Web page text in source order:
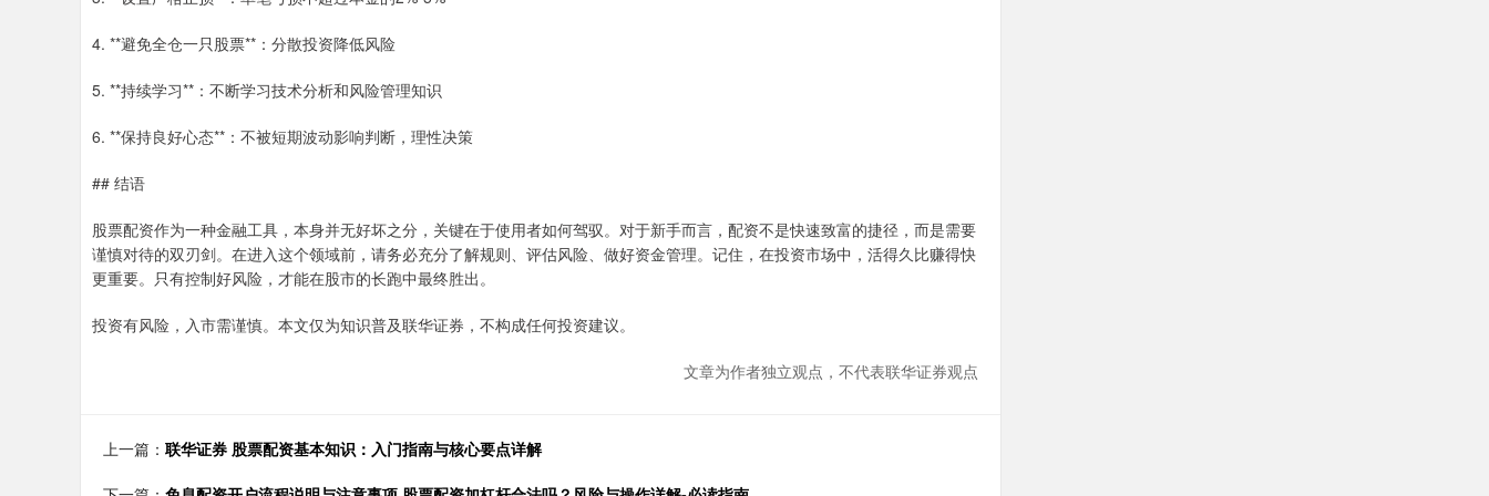
4. **避免全仓一只股票**：分散投资降低风险
5. **持续学习**：不断学习技术分析和风险管理知识
6. **保持良好心态**：不被短期波动影响判断，理性决策
## 结语
股票配资作为一种金融工具，本身并无好坏之分，关键在于使用者如何驾驭。对于新手而言，配资不是快速致富的捷径，而是需要
谨慎对待的双刃剑。在进入这个领域前，请务必充分了解规则、评估风险、做好资金管理。记住，在投资市场中，活得久比赚得快
更重要。只有控制好风险，才能在股市的长跑中最终胜出。
投资有风险，入市需谨慎。本文仅为知识普及联华证券，不构成任何投资建议。
文章为作者独立观点，不代表联华证券观点
上一篇： 联华证券 股票配资基本知识：入门指南与核心要点详解